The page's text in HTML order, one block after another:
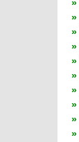
»
»
»
»
»
»
»
»
»
»